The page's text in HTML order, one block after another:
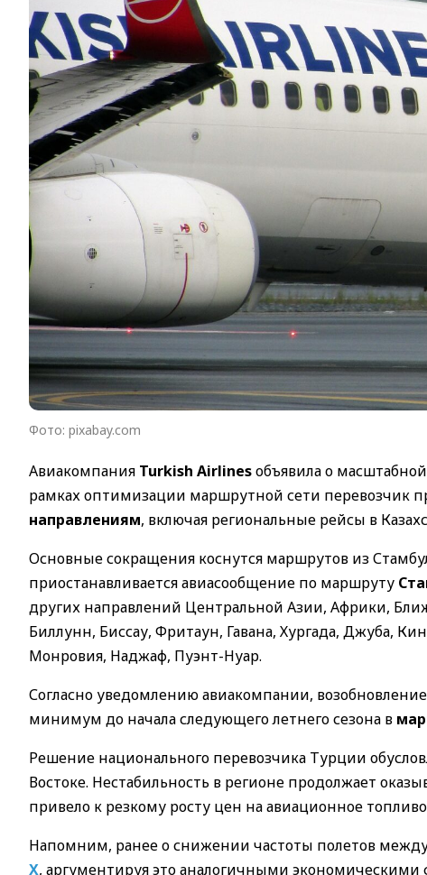
Фото: pixabay.com
Авиакомпания Turkish Airlinesобъявила о
рамках оптимизации маршрутной сети перевозчик
направлениям, включая региональные рейсы в
Основные сокращения коснутся маршрутов из
приостанавливается авиасообщение по маршруту
других направлений Центральной Азии, Африки,
Биллунн, Биссау, Фритаун, Гавана, Хургада, Джуба,
Монровия, Наджаф, Пуэнт-Нуар.
Согласно уведомлению авиакомпании,
минимум до начала следующего летнего сезона в
Решение национального перевозчика Турции
Востоке. Нестабильность в регионе продолжает
привело к резкому росту цен на авиационное
Напомним, ранее о снижении частоты полетов
X, аргументируя это аналогичными экономическими